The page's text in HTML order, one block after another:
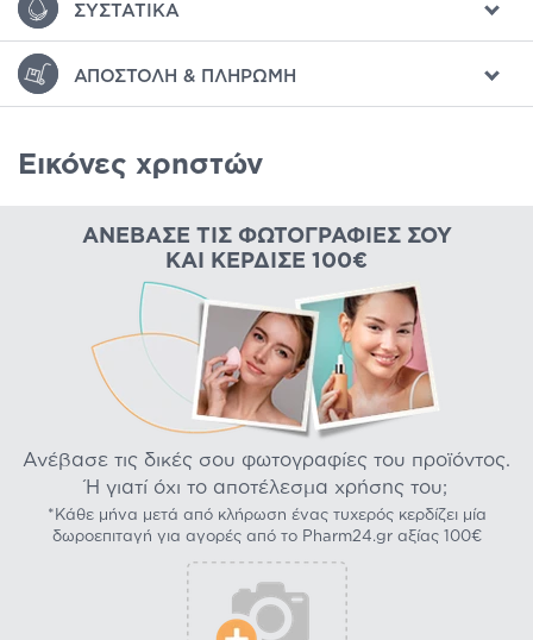
ΣΥΣΤΑΤΙΚΆ
ΑΠΟΣΤΟΛΉ & ΠΛΗΡΩΜΉ
Εικόνες χρηστών
ΑΝΈΒΑΣΕ ΤΙΣ ΦΩΤΟΓΡΑΦΊΕΣ ΣΟΥ
ΚΑΙ ΚΈΡΔΙΣΕ 100€
Ανέβασε τις δικές σου φωτογραφίες του προϊόντος.
Ή γιατί όχι το αποτέλεσμα χρήσης του;
*Κάθε μήνα μετά από κλήρωση ένας τυχερός κερδίζει μία
δωροεπιταγή για αγορές από το Pharm24.gr αξίας 100€